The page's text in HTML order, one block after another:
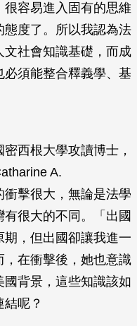
容易進入固有的思維
度了。所以我認為法
社會知識基礎，而成
須能整合釋義學、基
西根大學攻讀博士，
A.
擊很大，無論是法學
很大的不同。「出國
，但出國卻讓我進一
在衝擊後，她也意識
背景，這些知識該如
呢？